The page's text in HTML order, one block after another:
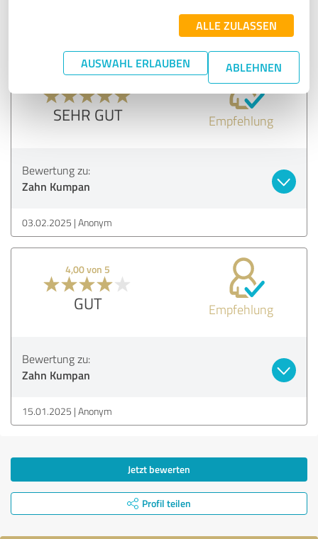
ALLE ZULASSEN
AUSWAHL ERLAUBEN ABLEHNEN
SEHR GUT Empfehlung
Bewertung zu:
Zahn Kumpan
03.02.2025 Anonym
4,00 von 5
GUT Empfehlung
Bewertung zu:
Zahn Kumpan
15.01.2025 Anonym
Jetzt bewerten
Profil teilen